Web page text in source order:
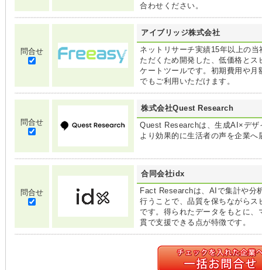
合わせください。
問合せ
アイブリッジ株式会社
ネットリサーチ実績15年以上の
ただくため開発した、低価格と
ケートツールです。初期費用や
でもご利用いただけます。
問合せ
株式会社Quest Research
Quest Researchは、生成AI×デザ
より効果的に生活者の声を企業
問合せ
合同会社idx
Fact Researchは、AIで集計や分
行うことで、品質を保ちながら
です。得られたデータをもとに
貫で支援できる点が特徴です。